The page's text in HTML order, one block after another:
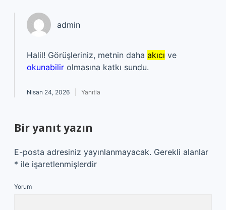
admin
Halil! Görüşleriniz, metnin daha akıcı ve
okunabilir olmasına katkı sundu.
Nisan 24, 2026 Yanıtla
Bir yanıt yazın
E-posta adresiniz yayınlanmayacak. Gerekli alanlar
* ile işaretlenmişlerdir
Yorum